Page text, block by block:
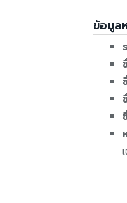
ข้อมูล
ดาว